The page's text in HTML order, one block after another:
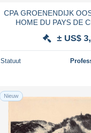
CPA GROENENDIJK
HOME DU PAYS DE
± US$
Statuut
Nieuw